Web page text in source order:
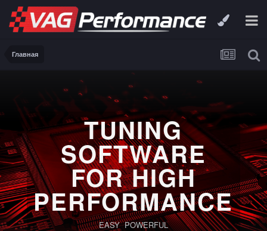
Главная
TUNING
SOFTWARE
FOR HIGH
PERFORMANCE
EASY POWERFUL